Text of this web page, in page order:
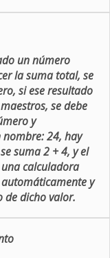
un número
la suma total, se
si ese resultado
se debe
y
nombre: 24, hay
suma 2 + 4, y el
calculadora
y
de dicho valor.